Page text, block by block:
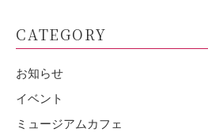
CATEGORY
お知らせ
イベント
ミュージアムカフェ